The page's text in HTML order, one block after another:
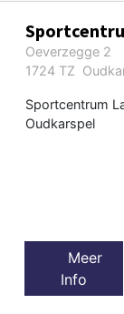
Oeverzegge 2
1724 TZ
Sportcentrum
Oudkarspel
Meer
Info